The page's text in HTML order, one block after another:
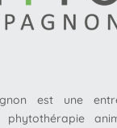
est une
phytothérapie